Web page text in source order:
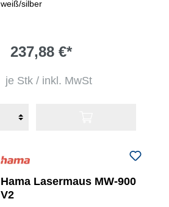
weiß/silber
237,88 €*
je Stk / inkl. MwSt
Hama Lasermaus MW-900
V2